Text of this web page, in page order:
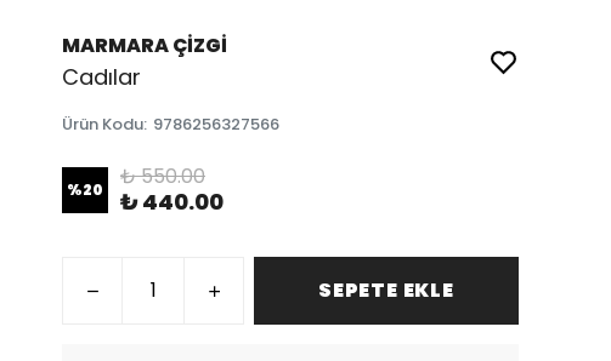
MARMARA ÇİZGİ
Cadılar
Ürün Kodu: 9786256327566
%20 ₺ 550.00
₺ 440.00
SEPETE EKLE